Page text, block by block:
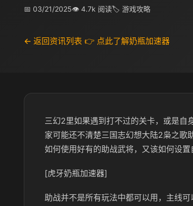
📅 03/21/2025👁 4.7k 阅读🏷 游戏攻略
← 返回资讯列表 👉 点此了解奶瓶加速器
三幻2里如果遇到打不过的关卡，或是自
家可能还不清楚三国志幻想大陆2枭之歌
如何使用好有的助战武将，又该如何设
[虎牙奶瓶加速器]
助战并不是所有玩法中都可以用，主线